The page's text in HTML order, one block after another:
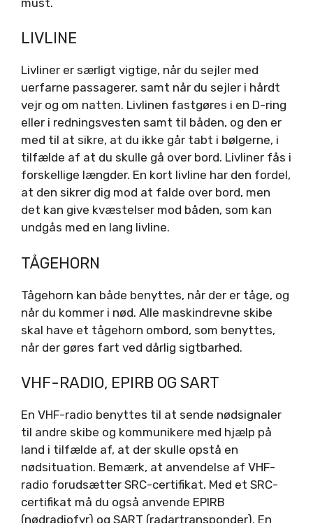
LIVLINE
Livliner er særligt vigtige, når du sejler med
uerfarne passagerer, samt når du sejler i hårdt
vejr og om natten. Livlinen fastgøres i en D-ring
eller i redningsvesten samt til båden, og den er
med til at sikre, at du ikke går tabt i bølgerne, i
tilfælde af at du skulle gå over bord. Livliner fås i
forskellige længder. En kort livline har den fordel,
at den sikrer dig mod at falde over bord, men
det kan give kvæstelser mod båden, som kan
undgås med en lang livline.
TÅGEHORN
Tågehorn kan både benyttes, når der er tåge, og
når du kommer i nød. Alle maskindrevne skibe
skal have et tågehorn ombord, som benyttes,
når der gøres fart ved dårlig sigtbarhed.
VHF-RADIO, EPIRB OG SART
En VHF-radio benyttes til at sende nødsignaler
til andre skibe og kommunikere med hjælp på
land i tilfælde af, at der skulle opstå en
nødsituation. Bemærk, at anvendelse af VHF-
radio forudsætter SRC-certifikat. Med et SRC-
certifikat må du også anvende EPIRB
(nødradiofyr) og SART (radartransponder). En